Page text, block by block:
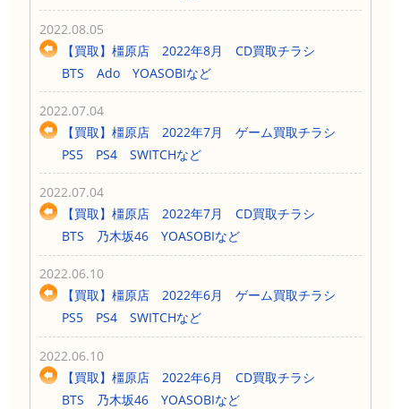
2022.08.05
【買取】橿原店 2022年8月 CD買取チラシ
BTS Ado YOASOBIなど
2022.07.04
【買取】橿原店 2022年7月 ゲーム買取チラシ
PS5 PS4 SWITCHなど
2022.07.04
【買取】橿原店 2022年7月 CD買取チラシ
BTS 乃木坂46 YOASOBIなど
2022.06.10
【買取】橿原店 2022年6月 ゲーム買取チラシ
PS5 PS4 SWITCHなど
2022.06.10
【買取】橿原店 2022年6月 CD買取チラシ
BTS 乃木坂46 YOASOBIなど